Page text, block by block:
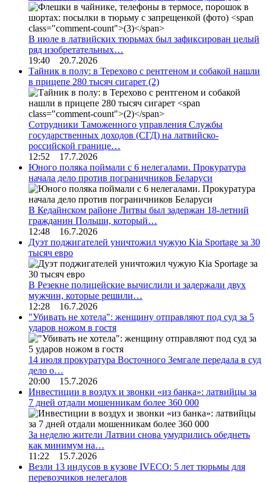
В июле в латвийских тюрьмах был зафиксирован целый
ряд изобретательных…
19:40 20.7.2026
Тайник в полу: в Терехово с рентгеном и собакой нашли
в прицепе 280 тысяч сигарет (2)
Сотрудники Таможенного управления Службы
государственных доходов (СГД) на латвийско-
российской границе…
12:52 17.7.2026
Юного поляка поймали с 6 нелегалами. Прокуратура
начала дело против пограничников Беларуси
В Кедайнском районе Литвы был задержан 18-летний
гражданин Польши, который…
12:48 16.7.2026
Дуэт поджигателей уничтожил чужую Kia Sportage за 30
тысяч евро
В Резекне полицейские вычислили и задержали двух
мужчин, которые решили…
12:28 16.7.2026
"Убивать не хотела": женщину отправляют под суд за 5
ударов ножом в гостя
14 июля прокуратура Восточного Земгале передала в суд
дело о…
20:00 15.7.2026
Инвестиции в воздух и звонки «из банка»: латвийцы за
7 дней отдали мошенникам более 360 000
За неделю жители Латвии снова умудрились обеднеть
как минимум на…
11:22 15.7.2026
Везли 13 индусов в кузове IVECO: 5 лет тюрьмы для
перевозчиков нелегалов